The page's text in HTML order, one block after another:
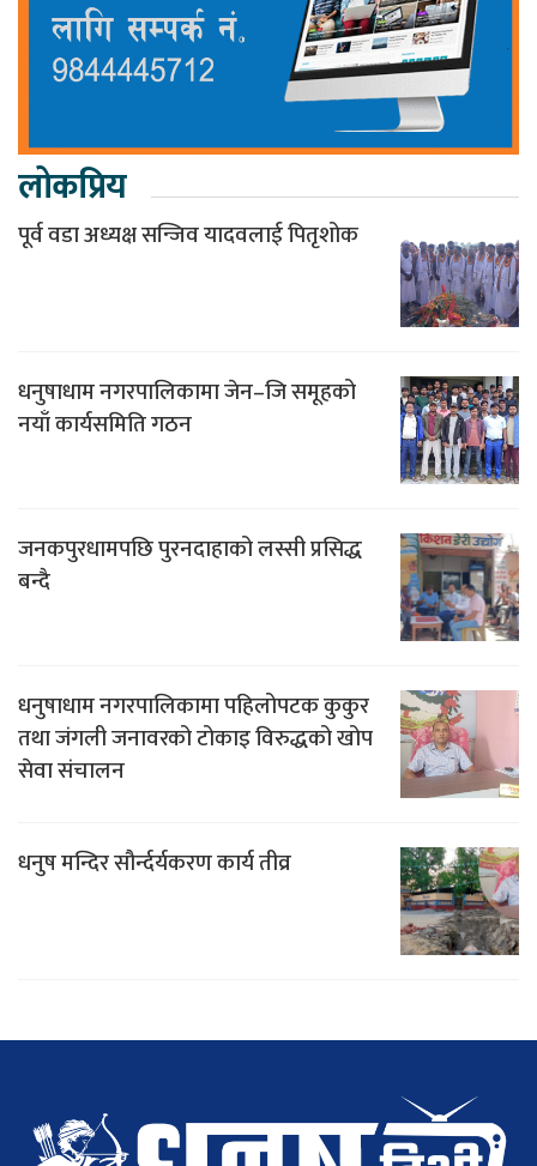
लोकप्रिय
पूर्व वडा अध्यक्ष सन्जिव यादवलाई पितृशोक
धनुषाधाम नगरपालिकामा जेन–जि समूहको
नयाँ कार्यसमिति गठन
जनकपुरधामपछि पुरनदाहाको लस्सी प्रसिद्ध
बन्दै
धनुषाधाम नगरपालिकामा पहिलोपटक कुकुर
तथा जंगली जनावरको टोकाइ विरुद्धको खोप
सेवा संचालन
धनुष मन्दिर सौर्न्दर्यकरण कार्य तीव्र